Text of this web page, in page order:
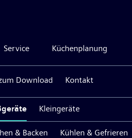
Service Küchenplanung
& Backen Kühlen & Gefrieren
Kleingeräte
Download Kontakt